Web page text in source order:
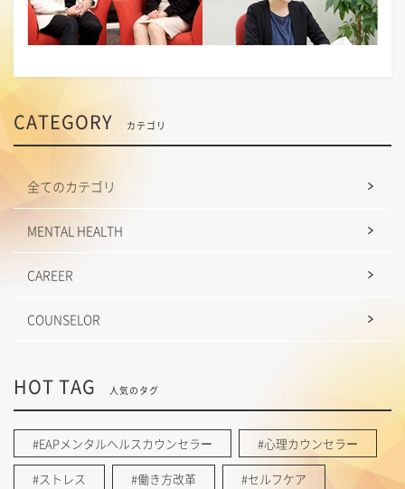
CATEGORY カテゴリ
全てのカテゴリ
MENTAL HEALTH
CAREER
COUNSELOR
HOT TAG 人気のタグ
#EAPメンタルヘルスカウンセラー #心理カウンセラー
#ストレス #働き方改革 #セルフケア